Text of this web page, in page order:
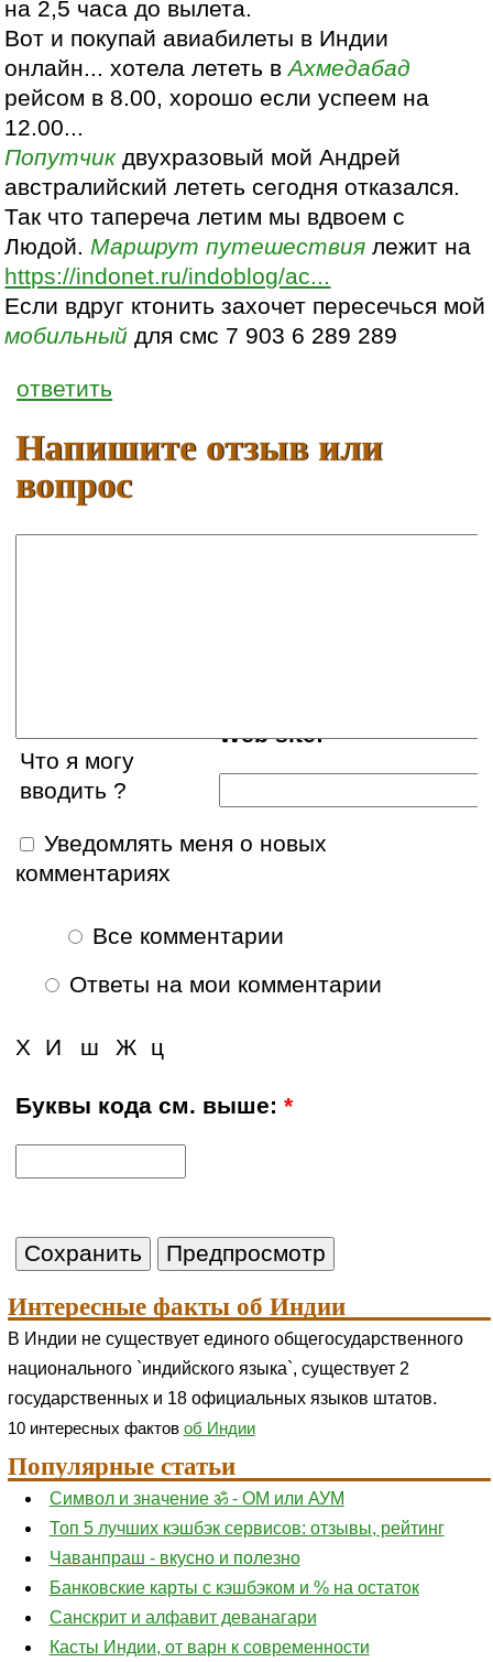
на 2,5 часа до вылета.
Вот и покупай авиабилеты в Индии
онлайн... хотела лететь вАхмедабад
рейсом в 8.00, хорошо если успеем на
12.00...
Попутчикдвухразовый мой Андрей
австралийский лететь сегодня отказался.
Так что тапереча летим мы вдвоем с
Людой.Маршрут путешествия лежит на
https://indonet.ru/indoblog/ac...
Если вдруг ктонить захочет пересечься мой
мобильный для смс 7 903 6 289 289
ответить
Напишите отзыв или
вопрос
Web site:
Что я могу
вводить ?
Уведомлять меня о новых
комментариях
Все комментарии
Ответы на мои комментарии
Х И ц
Ж
ш
Буквы кода см. выше:*
Интересные факты об Индии
В Индии не существует единого общегосударственного
национального `индийского языка`, существует 2
государственных и 18 официальных языков штатов.
10 интересных фактов об Индии
Популярные статьи
Символ и значение ॐ - ОМ или АУМ
Топ 5 лучших кэшбэк сервисов: отзывы, рейтинг
Чаванпраш - вкусно и полезно
Банковские карты с кэшбэком и % на остаток
Санскрит и алфавит деванагари
Касты Индии, от варн к современности